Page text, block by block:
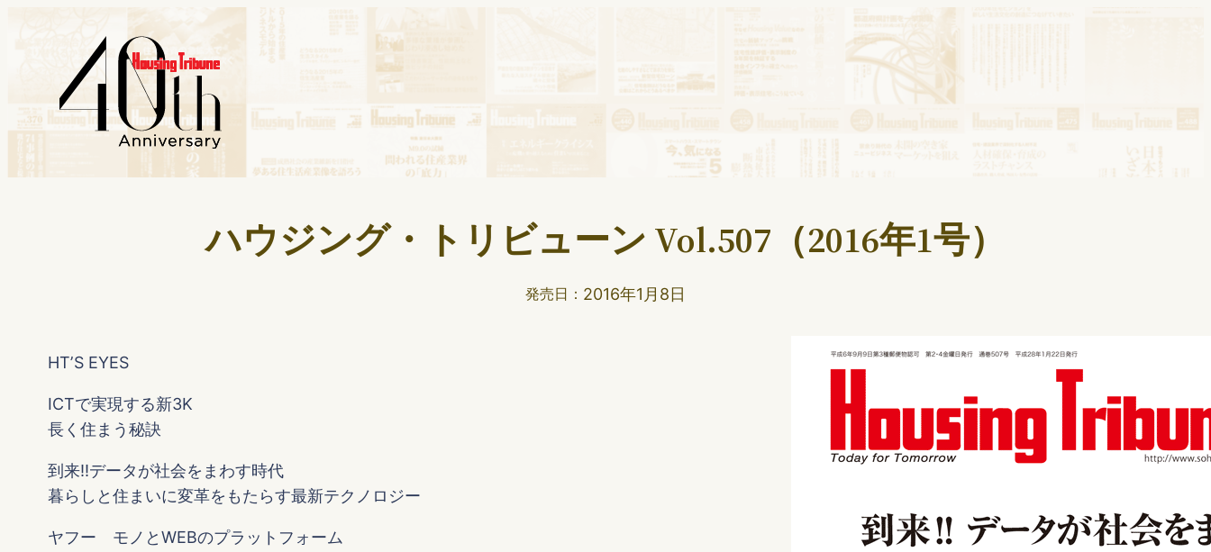
ハウジング・トリビューン Vol.507（2016年1号）
発売日： 2016年1月8日
HTʼS EYES
ICTで実現する新3K
長く住まう秘訣
到来!!データが社会をまわす時代
暮らしと住まいに変革をもたらす最新テクノロジー
ヤフー モノとWEBのプラットフォーム